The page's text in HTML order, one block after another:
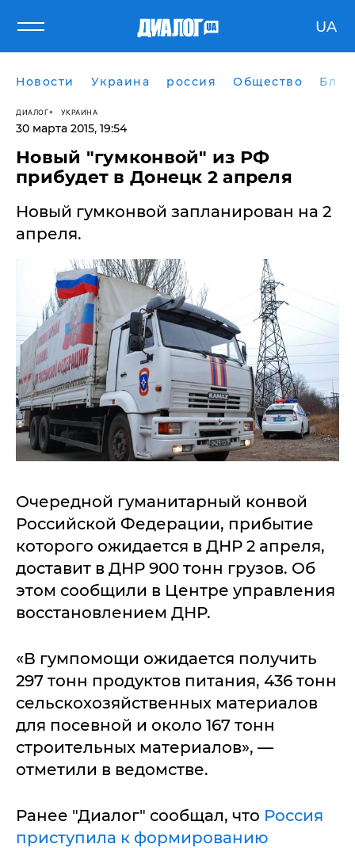
UA
Новости Украина россия Общество
ДИАЛОГ УКРАИНА
30 марта 2015, 19:54
Новый "гумконвой" из РФ
прибудет в Донецк 2 апреля
Новый гумконвой запланирован на 2
апреля.
Очередной гуманитарный конвой
Российской Федерации, прибытие
которого ожидается в ДНР 2 апреля,
доставит в ДНР 900 тонн грузов. Об
этом сообщили в Центре управления
восстановлением ДНР.
«В гумпомощи ожидается получить
297 тонн продуктов питания, 436 тонн
сельскохозяйственных материалов
для посевной и около 167 тонн
строительных материалов», —
отметили в ведомстве.
Ранее "Диалог" сообщал, что Россия
приступила к формированию